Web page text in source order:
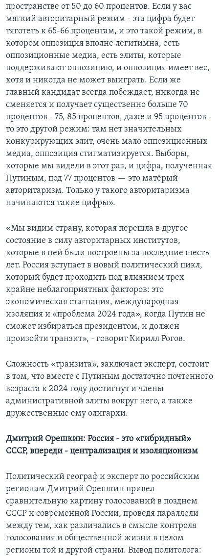
пространстве от 50 до 60 процентов. Если у вас
мягкий авторитарный режим - эта цифра будет
тяготеть к 65-66 процентам, и это такой режим, в
котором оппозиция вполне легитимна, есть
оппозиционные медиа, есть элиты, которые
поддерживают оппозицию, и оппозиция имеет вес,
хотя и никогда не может выиграть. Если же
главный кандидат всегда побеждает, никогда не
сменяется и получает существенно больше 70
процентов - 75, 85 процентов, даже и 95 процентов -
то это другой режим: там нет значительных
конкурирующих элит, очень мало оппозиционных
медиа, оппозиция стигматизируется. Выборы,
которые мы видели в этот раз, и цифра, полученная
Путиным, под 77 процентов — это матёрый
авторитаризм. Только у такого авторитаризма
начинаются такие цифры».
«Мы видим страну, которая перешла в другое
состояние в силу авторитарных институтов,
которые в ней были построены за последние шесть
лет. Россия вступает в новый политический цикл,
который будет проходить под влиянием трех
крайне неблагоприятных факторов: это
экономическая стагнация, международная
изоляция и «проблема 2024 года», когда Путин не
сможет избираться президентом, и должен
произойти транзит», - говорит Кирилл Рогов.
Сложность «транзита», заключает эксперт, состоит
в том, что вместе с Путиным достаточно почтенного
возраста к 2024 году достигнут и члены
административной элиты вокруг него, а также
дружественные ему олигархи.
Дмитрий Орешкин: Россия - это «гибридный»
СССР, впереди - централизация и изоляционизм
Политический географ и эксперт по российским
регионам Дмитрий Орешкин привел
сравнительную картину голосований в позднем
СССР и современной России, проведя параллели
между тем, как различались в смысле контроля
голосования и общественной жизни в целом
регионы той и другой страны. Вывод политолога: